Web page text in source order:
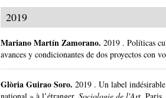
2019
Mariano Martín Zamorano.2019 .Políticas
avances y condicionantes de dos proyectos con
Glòria Guirao Soro.2019 .Un label
national » à l’étranger. Sociologie de l'Art.